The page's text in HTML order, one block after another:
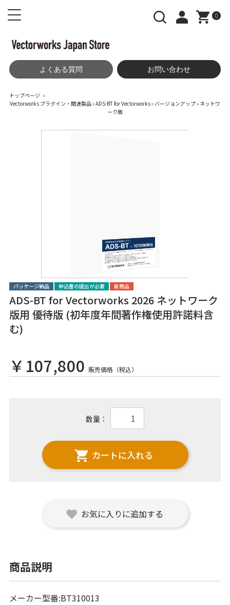
0
よくある質問 お問い合わせ
トップページ »
Vectorworks プラグイン・関連製品»ADS-BT for Vectorworks»バージョンアップ» ネットワ
ーク版
パッケージ納品 申込書の提出が必要 新商品
ADS-BT for Vectorworks 2026 ネットワーク
版用 優待版 (初年度年間著作権使用許諾料含
む)
￥107,800 販売価格（税込）
数量：
カートに入れる
お気に入りに追加する
商品説明
メーカー型番:BT310013